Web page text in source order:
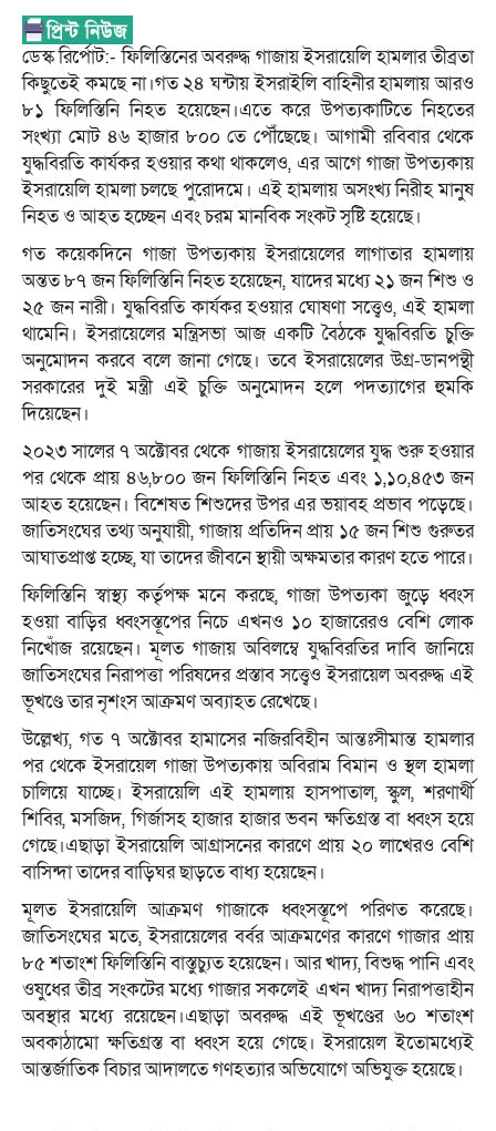
ডেস্ক রির্পোট:- ফিলিস্তিনের অবরুদ্ধ গাজায় ইসরায়েলি হামলার তীব্রতা
কিছুতেই কমছে না।গত ২৪ ঘন্টায় ইসরাইলি বাহিনীর হামলায় আরও
৮১ ফিলিস্তিনি নিহত হয়েছেন।এতে করে উপত্যকাটিতে নিহতের
সংখ্যা মোট ৪৬ হাজার ৮০০ তে পৌঁছেছে। আগামী রবিবার থেকে
যুদ্ধবিরতি কার্যকর হওয়ার কথা থাকলেও, এর আগে গাজা উপত্যকায়
ইসরায়েলি হামলা চলছে পুরোদমে। এই হামলায় অসংখ্য নিরীহ মানুষ
নিহত ও আহত হচ্ছেন এবং চরম মানবিক সংকট সৃষ্টি হয়েছে।
গত কয়েকদিনে গাজা উপত্যকায় ইসরায়েলের লাগাতার হামলায়
অন্তত ৮৭ জন ফিলিস্তিনি নিহত হয়েছেন, যাদের মধ্যে ২১ জন শিশু ও
২৫ জন নারী। যুদ্ধবিরতি কার্যকর হওয়ার ঘোষণা সত্ত্বেও, এই হামলা
থামেনি। ইসরায়েলের মন্ত্রিসভা আজ একটি বৈঠকে যুদ্ধবিরতি চুক্তি
অনুমোদন করবে বলে জানা গেছে। তবে ইসরায়েলের উগ্র-ডানপন্থী
সরকারের দুই মন্ত্রী এই চুক্তি অনুমোদন হলে পদত্যাগের হুমকি
দিয়েছেন।
২০২৩ সালের ৭ অক্টোবর থেকে গাজায় ইসরায়েলের যুদ্ধ শুরু হওয়ার
পর থেকে প্রায় ৪৬,৮০০ জন ফিলিস্তিনি নিহত এবং ১,১০,৪৫৩ জন
আহত হয়েছেন। বিশেষত শিশুদের উপর এর ভয়াবহ প্রভাব পড়েছে।
জাতিসংঘের তথ্য অনুযায়ী, গাজায় প্রতিদিন প্রায় ১৫ জন শিশু গুরুতর
আঘাতপ্রাপ্ত হচ্ছে, যা তাদের জীবনে স্থায়ী অক্ষমতার কারণ হতে পারে।
ফিলিস্তিনি স্বাস্থ্য কর্তৃপক্ষ মনে করছে, গাজা উপত্যকা জুড়ে ধ্বংস
হওয়া বাড়ির ধ্বংসস্তূপের নিচে এখনও ১০ হাজারেরও বেশি লোক
নিখোঁজ রয়েছেন। মূলত গাজায় অবিলম্বে যুদ্ধবিরতির দাবি জানিয়ে
জাতিসংঘের নিরাপত্তা পরিষদের প্রস্তাব সত্ত্বেও ইসরায়েল অবরুদ্ধ এই
ভূখণ্ডে তার নৃশংস আক্রমণ অব্যাহত রেখেছে।
উল্লেখ্য, গত ৭ অক্টোবর হামাসের নজিরবিহীন আন্তঃসীমান্ত হামলার
পর থেকে ইসরায়েল গাজা উপত্যকায় অবিরাম বিমান ও স্থল হামলা
চালিয়ে যাচ্ছে। ইসরায়েলি এই হামলায় হাসপাতাল, স্কুল, শরণার্থী
শিবির, মসজিদ, গির্জাসহ হাজার হাজার ভবন ক্ষতিগ্রস্ত বা ধ্বংস হয়ে
গেছে।এছাড়া ইসরায়েলি আগ্রাসনের কারণে প্রায় ২০ লাখেরও বেশি
বাসিন্দা তাদের বাড়িঘর ছাড়তে বাধ্য হয়েছেন।
মূলত ইসরায়েলি আক্রমণ গাজাকে ধ্বংসস্তূপে পরিণত করেছে।
জাতিসংঘের মতে, ইসরায়েলের বর্বর আক্রমণের কারণে গাজার প্রায়
৮৫ শতাংশ ফিলিস্তিনি বাস্তুচ্যুত হয়েছেন। আর খাদ্য, বিশুদ্ধ পানি এবং
ওষুধের তীব্র সংকটের মধ্যে গাজার সকলেই এখন খাদ্য নিরাপত্তাহীন
অবস্থার মধ্যে রয়েছেন।এছাড়া অবরুদ্ধ এই ভূখণ্ডের ৬০ শতাংশ
অবকাঠামো ক্ষতিগ্রস্ত বা ধ্বংস হয়ে গেছে। ইসরায়েল ইতোমধ্যেই
আন্তর্জাতিক বিচার আদালতে গণহত্যার অভিযোগে অভিযুক্ত হয়েছে।